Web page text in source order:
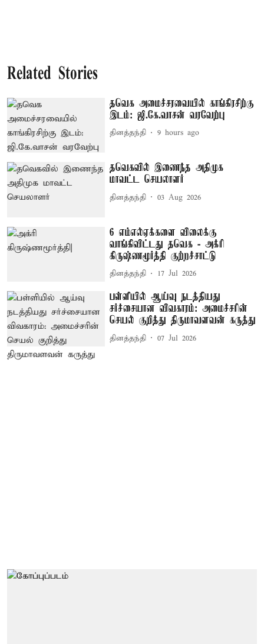
Related Stories
தவெக அமைச்சரவையில் காங்கிரசிற்கு
இடம்: ஜி.கே.வாசன் வரவேற்பு
தினத்தந்தி 9 hours ago
தவெகவில் இணைந்த அதிமுக
மாவட்ட செயலாளர்
தினத்தந்தி 03 Aug 2026
6 எம்எல்ஏக்களை விலைக்கு
வாங்கிவிட்டது தவெக - அக்ரி
கிருஷ்ணமூர்த்தி குற்றச்சாட்டு
தினத்தந்தி 17 Jul 2026
பள்ளியில் ஆய்வு நடத்தியது
சர்ச்சையான விவகாரம்: அமைச்சரின்
செயல் குறித்து திருமாவளவன் கருத்து
தினத்தந்தி 07 Jul 2026